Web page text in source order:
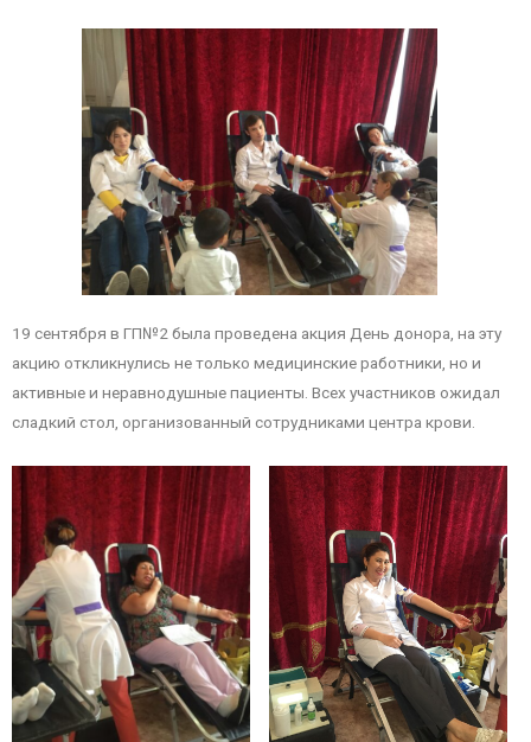
19 сентября в ГП№2 была проведена акция День донора, на эту
акцию откликнулись не только медицинские работники, но и
активные и неравнодушные пациенты. Всех участников ожидал
сладкий стол, организованный сотрудниками центра крови.